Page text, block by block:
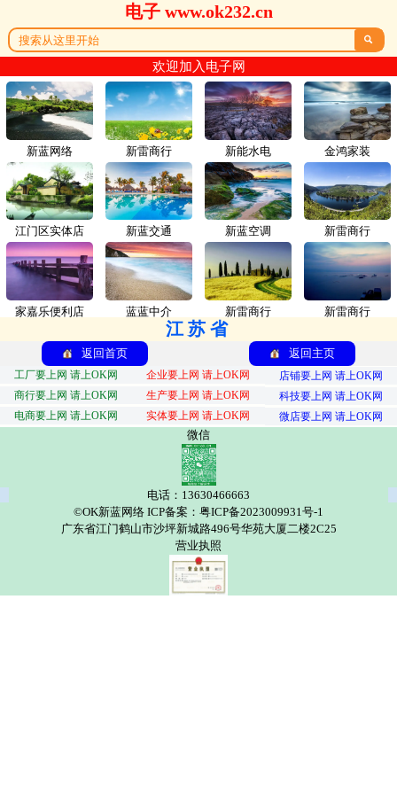
电子 www.ok232.cn

欢迎加入电子网
新蓝网络 新雷商行
江门区实体店 新蓝交通
家嘉乐便利店 蓝蓝中介
新能水电 金鸿家装
新蓝空调 新雷商行
新雷商行 新雷商行
江苏省
返回首页 返回主页
工厂要上网 请上OK网 企业要上网 请上OK网
店铺要上网 请上OK网
商行要上网 请上OK网
生产要上网 请上OK网
科技要上网 请上OK网
电商要上网 请上OK网
实体要上网 请上OK网 微店要上网 请上OK网
微信
电话：13630466663
©OK新蓝网络 ICP备案：粤ICP备2023009931号-1
广东省江门鹤山市沙坪新城路496号华苑大厦二楼2C25
营业执照